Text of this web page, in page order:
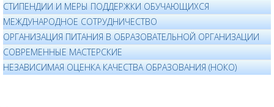
СТИПЕНДИИ И МЕРЫ ПОДДЕРЖКИ ОБУЧАЮЩИХСЯ
МЕЖДУНАРОДНОЕ СОТРУДНИЧЕСТВО
ОРГАНИЗАЦИЯ ПИТАНИЯ В ОБРАЗОВАТЕЛЬНОЙ ОРГАНИЗАЦИИ
СОВРЕМЕННЫЕ МАСТЕРСКИЕ
НЕЗАВИСИМАЯ ОЦЕНКА КАЧЕСТВА ОБРАЗОВАНИЯ (НОКО)